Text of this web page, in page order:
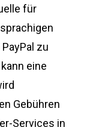
für
zu
eine
Gebühren
Services in